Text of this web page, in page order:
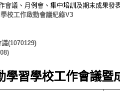
會議、月例會、集中培訓及期末成果
校工作啟動會議紀錄V3
(1070129)
習學校工作會議暨